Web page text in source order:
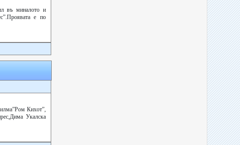
въ миналото и
е по
Кихот”,
Укалска